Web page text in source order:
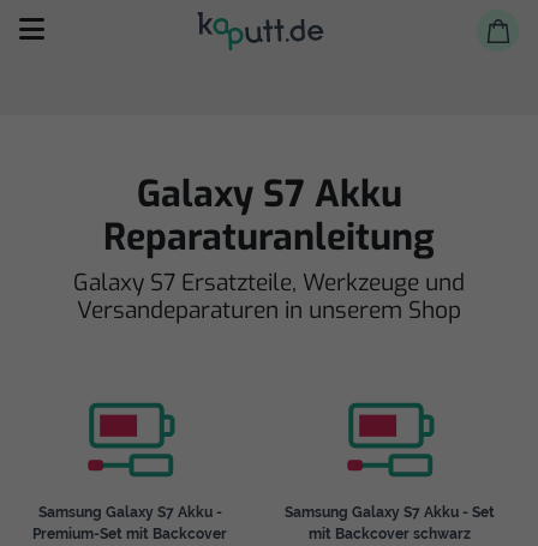
Selbst reparieren
Reparieren lassen
Shop
Galaxy S7 Akku
Reparaturanleitung
Galaxy S7 Ersatzteile, Werkzeuge und
Versandeparaturen in unserem Shop
Samsung Galaxy S7 Akku -
Premium-Set mit Backcover
Samsung Galaxy S7 Akku - Set
mit Backcover schwarz